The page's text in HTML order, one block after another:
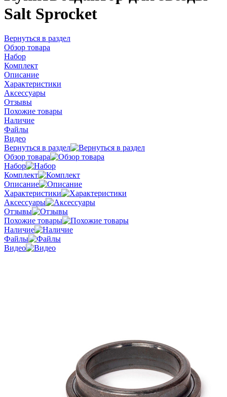
Salt Sprocket
Вернуться в раздел
Обзор товара
Набор
Комплект
Описание
Характеристики
Аксессуары
Отзывы
Похожие товары
Наличие
Файлы
Видео
Вернуться в раздел
Обзор товара
Набор
Комплект
Описание
Характеристики
Аксессуары
Отзывы
Похожие товары
Наличие
Файлы
Видео